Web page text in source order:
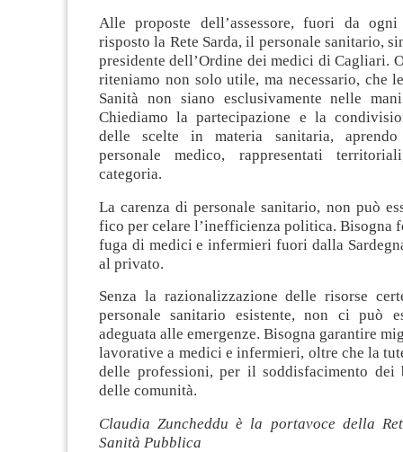
Alle proposte dell’assessore, fuori da
risposto la Rete Sarda, il personale sanitario,
presidente dell’Ordine dei medici di Cagliari.
riteniamo non solo utile, ma necessario, che
Sanità non siano esclusivamente nelle
Chiediamo la partecipazione e la
delle scelte in materia sanitaria,
personale medico, rappresentati
categoria.
La carenza di personale sanitario, non può
fico per celare l’inefficienza politica. Bisogna
fuga di medici e infermieri fuori dalla
al privato.
Senza la razionalizzazione delle risorse
personale sanitario esistente, non ci può
adeguata alle emergenze. Bisogna garantire
lavorative a medici e infermieri, oltre che la
delle professioni, per il soddisfacimento dei
delle comunità.
Claudia Zuncheddu è la portavoce della
Sanità Pubblica